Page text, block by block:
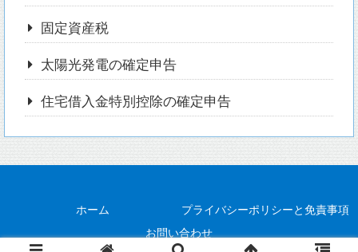
固定資産税
太陽光発電の確定申告
住宅借入金特別控除の確定申告
ホーム
プライバシーポリシーと免責事項
お問い合わせ